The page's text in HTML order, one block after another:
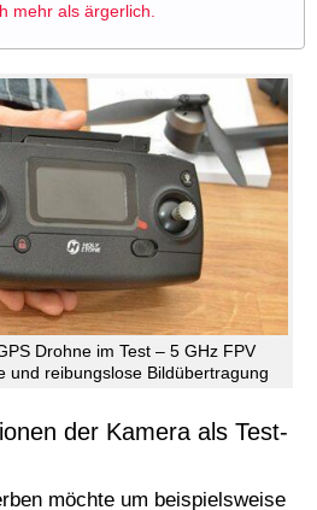
mehr als ärgerlich.
Drohne im Test – 5 GHz FPV
und reibungslose Bildübertragung
der Kamera als Test-
möchte um beispielsweise